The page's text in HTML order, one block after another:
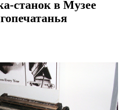
станок в Музее